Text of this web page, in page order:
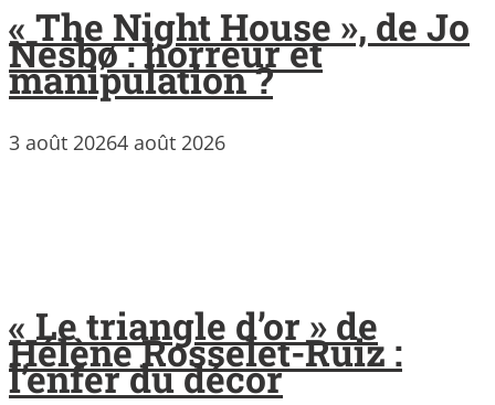
« The Night House », de Jo
Nesbø : horreur et
manipulation ?
3 août 20264 août 2026
« Le triangle d’or » de
Hélène Rosselet-Ruiz :
l’enfer du décor